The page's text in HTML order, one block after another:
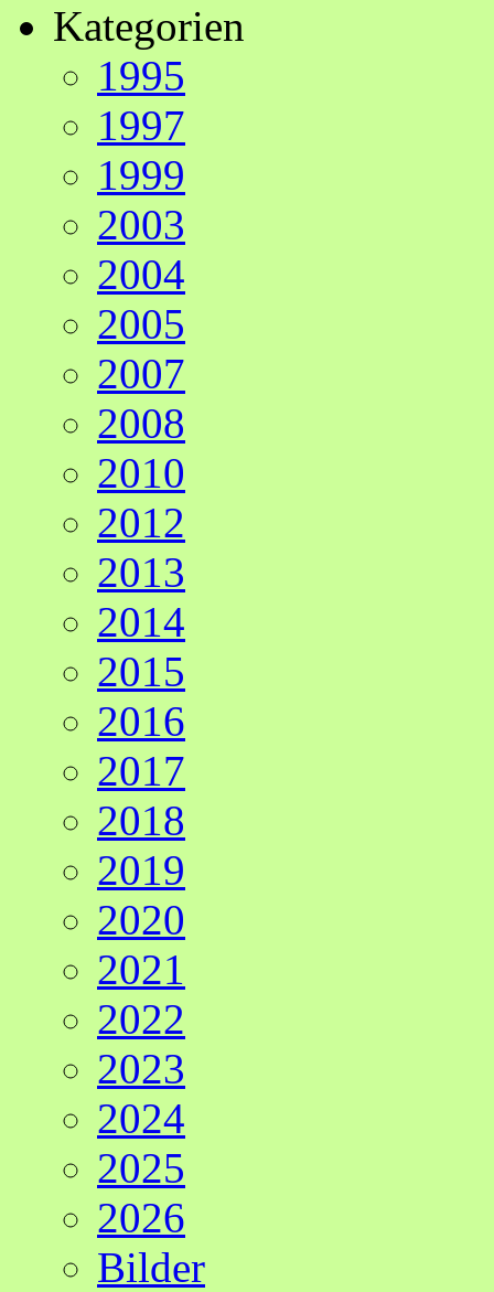
Kategorien
1995
1997
1999
2003
2004
2005
2007
2008
2010
2012
2013
2014
2015
2016
2017
2018
2019
2020
2021
2022
2023
2024
2025
2026
Bilder